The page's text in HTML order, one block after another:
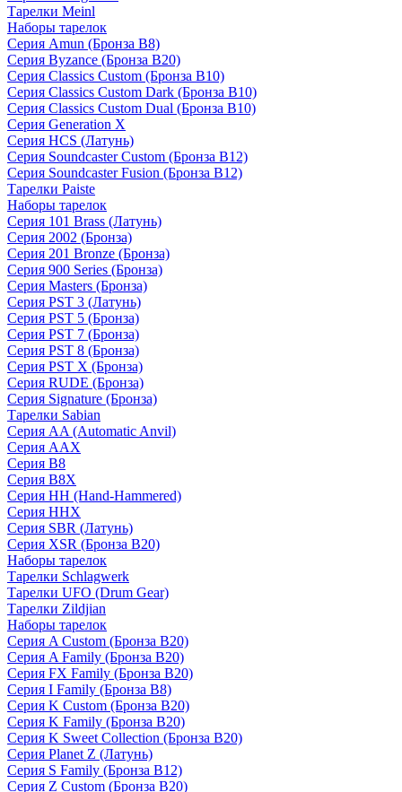
Тарелки Meinl
Наборы тарелок
Серия Amun (Бронза B8)
Серия Byzance (Бронза B20)
Серия Classics Custom (Бронза B10)
Серия Classics Custom Dark (Бронза B10)
Серия Classics Custom Dual (Бронза B10)
Серия Generation X
Серия HCS (Латунь)
Серия Soundcaster Custom (Бронза B12)
Серия Soundcaster Fusion (Бронза B12)
Тарелки Paiste
Наборы тарелок
Серия 101 Brass (Латунь)
Серия 2002 (Бронза)
Серия 201 Bronze (Бронза)
Серия 900 Series (Бронза)
Серия Masters (Бронза)
Серия PST 3 (Латунь)
Серия PST 5 (Бронза)
Серия PST 7 (Бронза)
Серия PST 8 (Бронза)
Серия PST X (Бронза)
Серия RUDE (Бронза)
Серия Signature (Бронза)
Тарелки Sabian
Серия AA (Automatic Anvil)
Серия AAX
Серия B8
Серия B8X
Серия HH (Hand-Hammered)
Серия HHX
Серия SBR (Латунь)
Серия XSR (Бронза B20)
Наборы тарелок
Тарелки Schlagwerk
Тарелки UFO (Drum Gear)
Тарелки Zildjian
Наборы тарелок
Серия A Custom (Бронза B20)
Серия A Family (Бронза B20)
Серия FX Family (Бронза B20)
Серия I Family (Бронза B8)
Серия K Custom (Бронза B20)
Серия K Family (Бронза B20)
Серия K Sweet Collection (Бронза B20)
Серия Planet Z (Латунь)
Серия S Family (Бронза B12)
Серия Z Custom (Бронза B20)